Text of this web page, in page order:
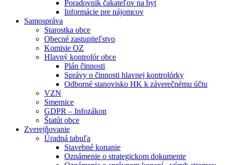
Poradovník čakateľov na byt
Informácie pre nájomcov
Samospráva
Starostka obce
Obecné zastupiteľstvo
Komisie OZ
Hlavný kontrolór obce
Plán činnosti
Správy o činnosti hlavnej kontrolórky
Odborné stanovisko HK k záverečnému účtu
VZN
Smernice
GDPR – Infozákon
Štatút obce
Zverejňovanie
Úradná tabuľa
Stavebné konanie
Oznámenie o strategickom dokumente